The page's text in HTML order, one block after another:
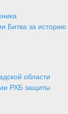
Битва за историю
области
РХБ защиты